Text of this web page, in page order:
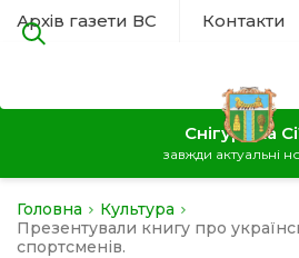
Архів газети ВС Контакти
Снігурівка
завжди актуальні
Головна
Культура
Презентували книгу про
спортсменів.